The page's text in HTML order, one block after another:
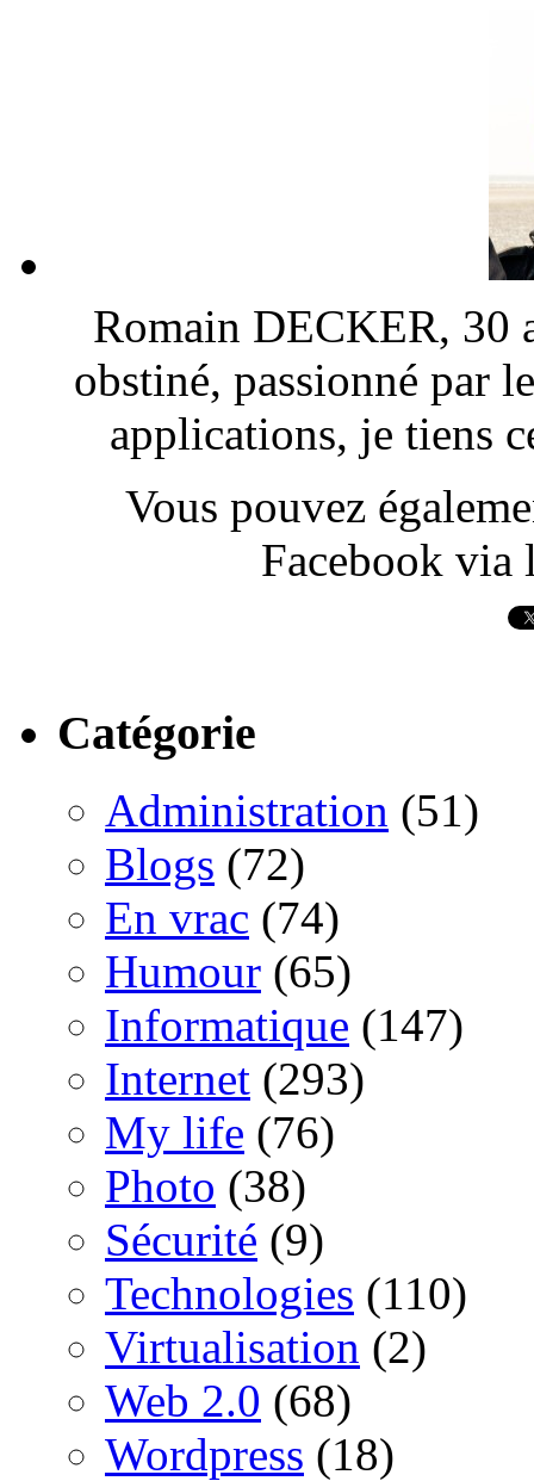
Romain DECKER, 30
obstiné, passionné par
applications, je tiens
Vous pouvez
Facebook via
Catégorie
Administration (51)
Blogs (72)
En vrac (74)
Humour (65)
Informatique (147)
Internet (293)
My life (76)
Photo (38)
Sécurité (9)
Technologies (110)
Virtualisation (2)
Web 2.0 (68)
Wordpress (18)